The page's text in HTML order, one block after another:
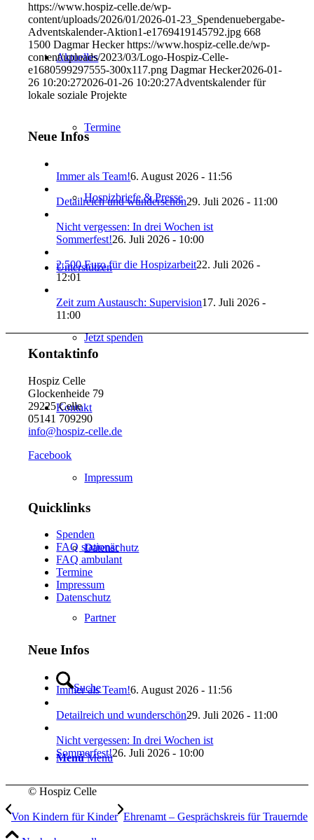
Aktuelles
Termine
Hospizbriefe & Presse
Unterstützen
Jetzt spenden
Kontakt
Impressum
Datenschutz
Partner
Suche
Menü Menü
https://www.hospiz-celle.de/wp-
content/uploads/2026/01/2026-01-23_Spendenuebergabe-
Adventskalender-Aktion1-e1769419145792.jpg 668
1500 Dagmar Hecker https://www.hospiz-celle.de/wp-
content/uploads/2023/03/Logo-Hospiz-Celle-
e1680599297555-300x117.png Dagmar Hecker2026-01-
26 10:20:272026-01-26 10:20:27Adventskalender für
lokale soziale Projekte
Neue Infos
Immer als Team!6. August 2026 - 11:56
Detailreich und wunderschön29. Juli 2026 - 11:00
Nicht vergessen: In drei Wochen ist
Sommerfest!26. Juli 2026 - 10:00
2.500 Euro für die Hospizarbeit22. Juli 2026 -
12:01
Zeit zum Austausch: Supervision17. Juli 2026 -
11:00
Kontaktinfo
Hospiz Celle
Glockenheide 79
29225 Celle
05141 709290
info@hospiz-celle.de
Facebook
Quicklinks
Spenden
FAQ stationär
FAQ ambulant
Termine
Impressum
Datenschutz
Neue Infos
Immer als Team!6. August 2026 - 11:56
Detailreich und wunderschön29. Juli 2026 - 11:00
Nicht vergessen: In drei Wochen ist
Sommerfest!26. Juli 2026 - 10:00
© Hospiz Celle
Von Kindern für Kinder Ehrenamt – Gesprächskreis für Trauernde